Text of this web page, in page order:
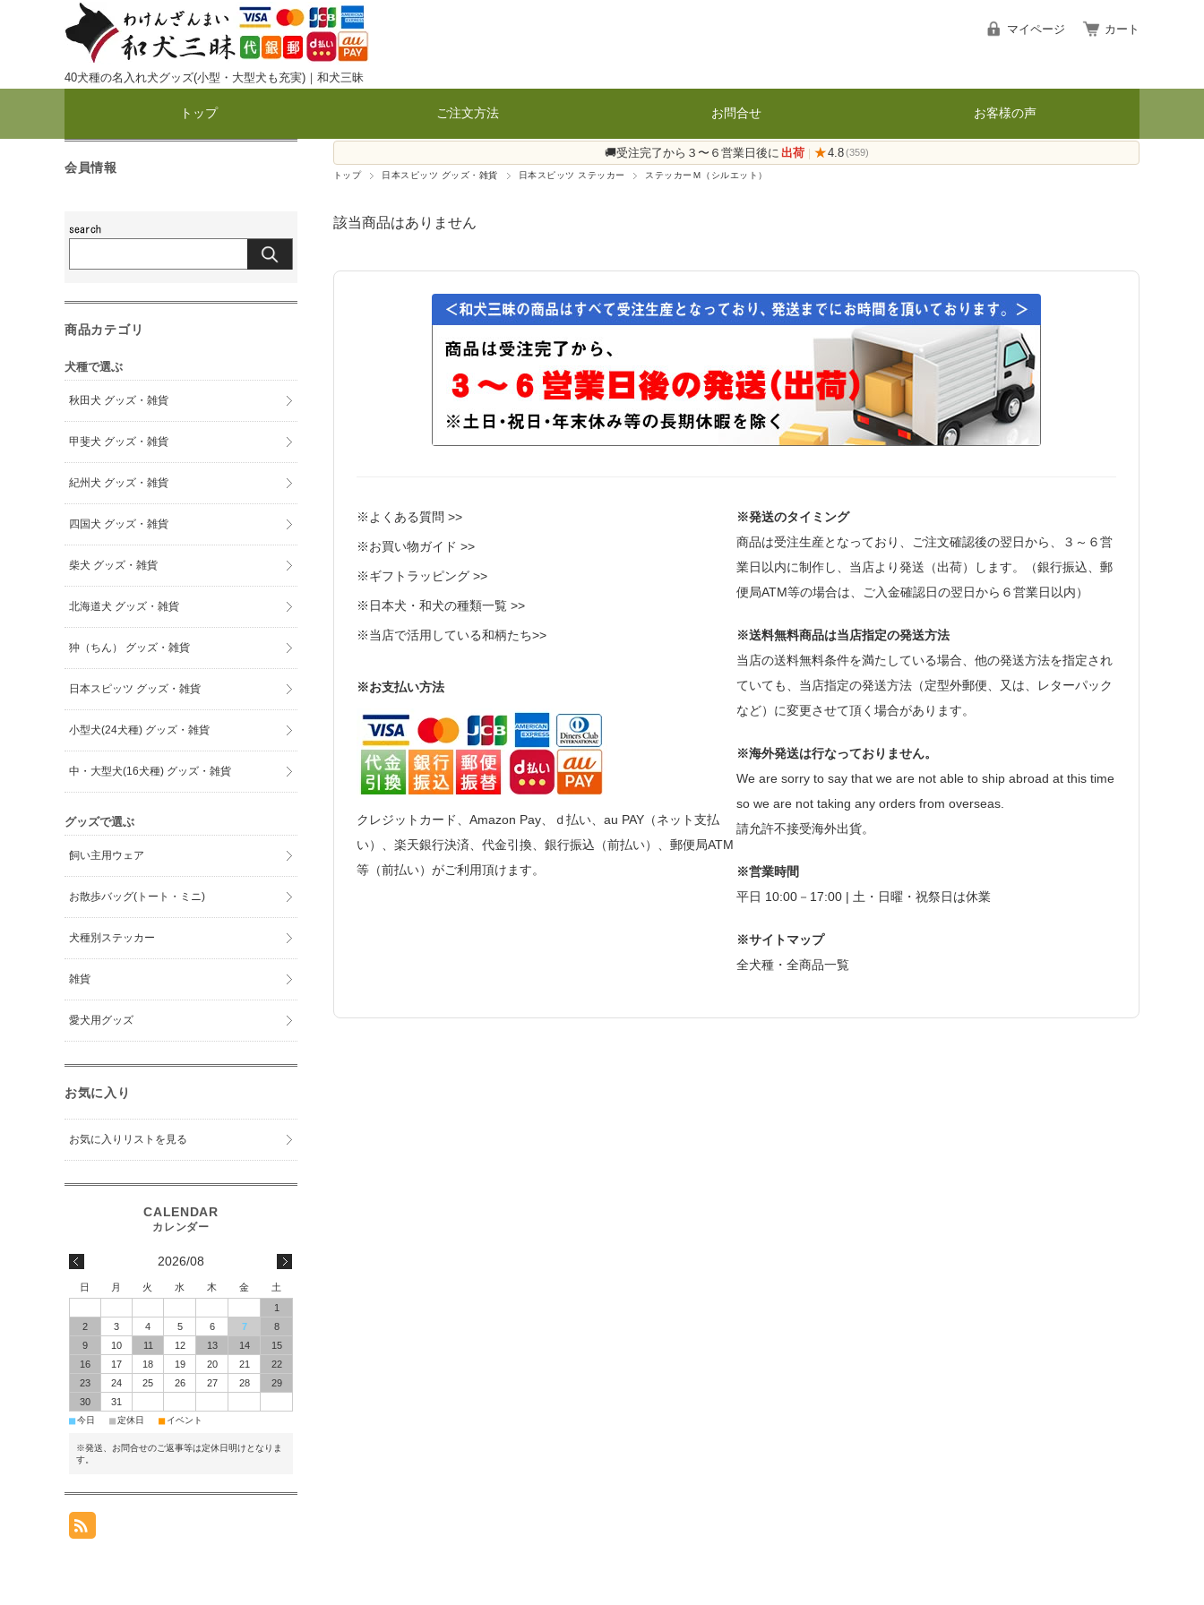
40犬種の名入れ犬グッズ(小型・大型犬も充実)｜和犬三昧
マイページ カート
トップ ご注文方法 お問合せ お客様の声
🚚受注完了から３〜６営業日後に 出荷 | ★4.8 (359)
トップ 日本スピッツ グッズ・雑貨 日本スピッツ ステッカー ステッカーＭ（シルエット）
該当商品はありません
※よくある質問 >>
※お買い物ガイド >>
※ギフトラッピング >>
※日本犬・和犬の種類一覧 >>
※当店で活用している和柄たち>>
※お支払い方法
クレジットカード、Amazon Pay、ｄ払い、au PAY（ネット支払
い）、楽天銀行決済、代金引換、銀行振込（前払い）、郵便局ATM
等（前払い）がご利用頂けます。
※発送のタイミング
商品は受注生産となっており、ご注文確認後の翌日から、３～６営
業日以内に制作し、当店より発送（出荷）します。（銀行振込、郵
便局ATM等の場合は、ご入金確認日の翌日から６営業日以内）
※送料無料商品は当店指定の発送方法
当店の送料無料条件を満たしている場合、他の発送方法を指定され
ていても、当店指定の発送方法（定型外郵便、又は、レターパック
など）に変更させて頂く場合があります。
※海外発送は行なっておりません。
We are sorry to say that we are not able to ship abroad at this time
so we are not taking any orders from overseas.
請允許不接受海外出貨。
※営業時間
平日 10:00－17:00 | 土・日曜・祝祭日は休業
※サイトマップ
全犬種・全商品一覧
会員情報
商品カテゴリ
犬種で選ぶ
秋田犬 グッズ・雑貨
甲斐犬 グッズ・雑貨
紀州犬 グッズ・雑貨
四国犬 グッズ・雑貨
柴犬 グッズ・雑貨
北海道犬 グッズ・雑貨
狆（ちん） グッズ・雑貨
日本スピッツ グッズ・雑貨
小型犬(24犬種) グッズ・雑貨
中・大型犬(16犬種) グッズ・雑貨
グッズで選ぶ
飼い主用ウェア
お散歩バッグ(トート・ミニ)
犬種別ステッカー
雑貨
愛犬用グッズ
お気に入り
お気に入りリストを見る
2026/08
日 月 火 水 木 金
土
1
2
3 4 5 6 7
8
9
10 11 12 13 14
15
16
17 18 19 20 21
22
23
24 25 26 27 28
29
30
31
■今日 ■定休日 ■ イベント
※発送、お問合せのご返事等は定休日明けとなりま
す。